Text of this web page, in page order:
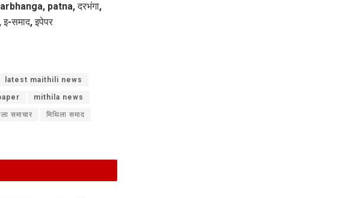
patna, दरभंगा,
इ-समाद, इपेपर
latest maithili news
mithila news
समाचार मिथिला समाद